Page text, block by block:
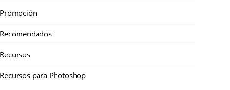
Promoción
Recomendados
Recursos
Recursos para Photoshop